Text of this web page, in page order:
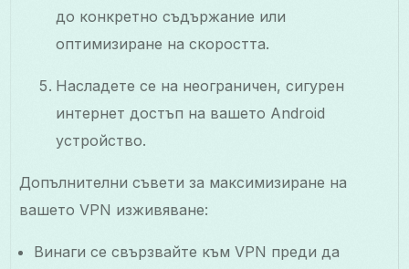
до конкретно съдържание или
оптимизиране на скоростта.
Насладете се на неограничен, сигурен
интернет достъп на вашето Android
устройство.
Допълнителни съвети за максимизиране на
вашето VPN изживяване:
Винаги се свързвайте към VPN преди да